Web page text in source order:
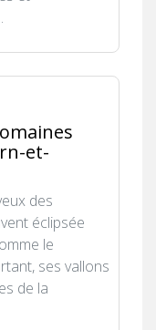
et-
des
éclipsée
le
ses vallons
de la